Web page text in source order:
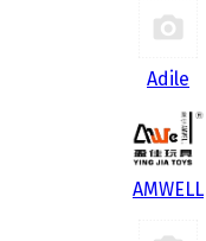
Adile
AMWELL